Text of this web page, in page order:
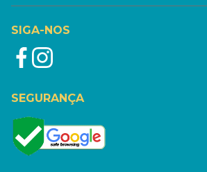
SIGA-NOS
SEGURANÇA